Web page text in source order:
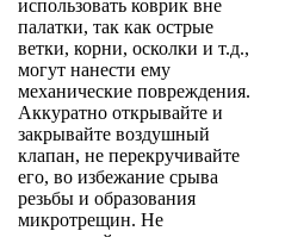
использовать коврик вне
палатки, так как острые
ветки, корни, осколки и т.д.,
могут нанести ему
механические повреждения.
Аккуратно открывайте и
закрывайте воздушный
клапан, не перекручивайте
его, во избежание срыва
резьбы и образования
микротрещин. Не